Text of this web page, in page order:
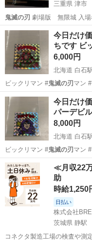
三重県 津市
鬼滅の刃 劇場版 無限城 入場
三重 津市 その他
今日だけ
ちです ビ
6,000円
北海道 白石
ビックリマン #鬼滅の刃 マン #
北海道 札幌市 白石駅
今日だけ
パーデビ
8,000円
北海道 白石
ビックリマン #鬼滅の刃 マン #
北海道 札幌市 白石駅
≪月収22
助
時給1,250
日払い
株式会社
茨城県 静駅
コネクタ製造工場の検査や測